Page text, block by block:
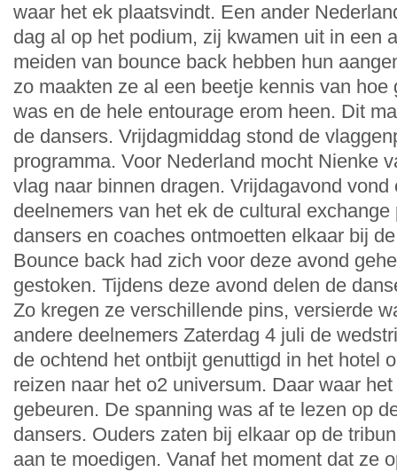
waar het ek plaatsvindt. Een ander
dag al op het podium, zij kwamen uit in een
meiden van bounce back hebben hun
zo maakten ze al een beetje kennis van hoe
was en de hele entourage erom heen. Dit
de dansers. Vrijdagmiddag stond de
programma. Voor Nederland mocht Nienke
vlag naar binnen dragen. Vrijdagavond vond
deelnemers van het ek de cultural
dansers en coaches ontmoetten elkaar bij
Bounce back had zich voor deze avond
gestoken. Tijdens deze avond delen de
Zo kregen ze verschillende pins, versierde
andere deelnemers Zaterdag 4 juli de
de ochtend het ontbijt genuttigd in het hotel
reizen naar het o2 universum. Daar waar
gebeuren. De spanning was af te lezen op
dansers. Ouders zaten bij elkaar op de
aan te moedigen. Vanaf het moment dat ze